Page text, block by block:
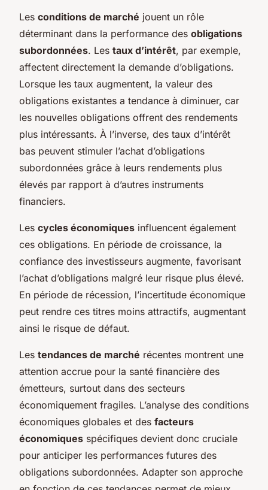
Les conditions de marché jouent un rôle
déterminant dans la performance des obligations
subordonnées. Les taux d’intérêt, par exemple,
affectent directement la demande d’obligations.
Lorsque les taux augmentent, la valeur des
obligations existantes a tendance à diminuer, car
les nouvelles obligations offrent des rendements
plus intéressants. À l’inverse, des taux d’intérêt
bas peuvent stimuler l’achat d’obligations
subordonnées grâce à leurs rendements plus
élevés par rapport à d’autres instruments
financiers.
Les cycles économiques influencent également
ces obligations. En période de croissance, la
confiance des investisseurs augmente, favorisant
l’achat d’obligations malgré leur risque plus élevé.
En période de récession, l’incertitude économique
peut rendre ces titres moins attractifs, augmentant
ainsi le risque de défaut.
Les tendances de marché récentes montrent une
attention accrue pour la santé financière des
émetteurs, surtout dans des secteurs
économiquement fragiles. L’analyse des conditions
économiques globales et des facteurs
économiques spécifiques devient donc cruciale
pour anticiper les performances futures des
obligations subordonnées. Adapter son approche